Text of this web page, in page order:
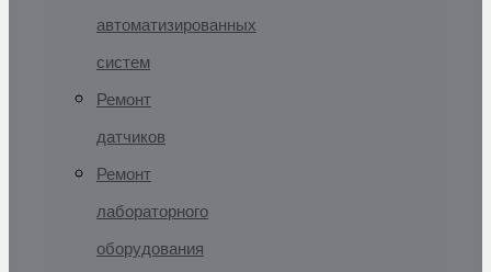
автоматизированных
систем
Ремонт
датчиков
Ремонт
лабораторного
оборудования